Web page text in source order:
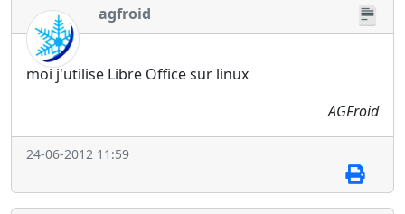
agfroid
moi j'utilise Libre Office sur linux
AGFroid
24-06-2012 11:59